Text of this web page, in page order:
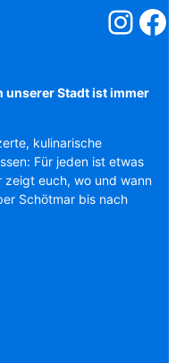
unserer Stadt ist immer
kulinarische
Für jeden ist etwas
zeigt euch, wo und wann
Schötmar bis nach